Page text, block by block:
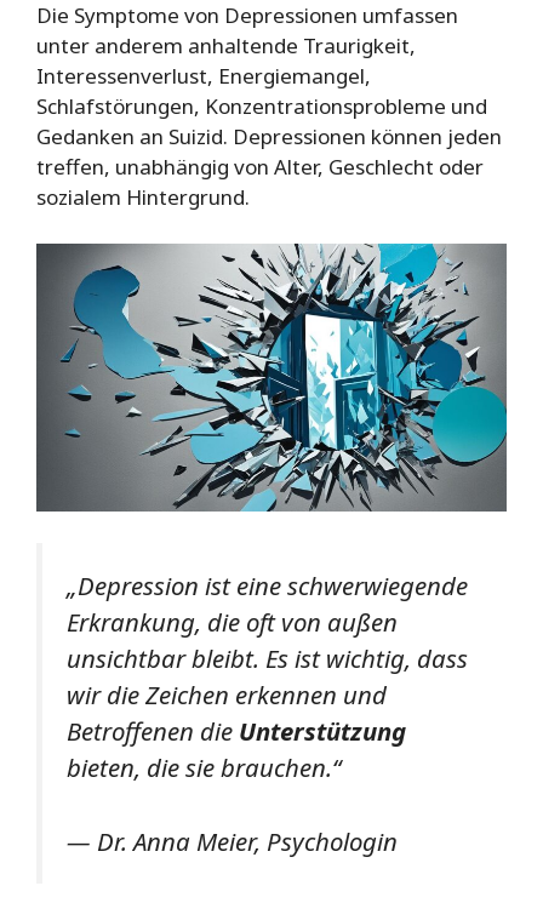
Die Symptome von Depressionen umfassen
unter anderem anhaltende Traurigkeit,
Interessenverlust, Energiemangel,
Schlafstörungen, Konzentrationsprobleme und
Gedanken an Suizid. Depressionen können jeden
treffen, unabhängig von Alter, Geschlecht oder
sozialem Hintergrund.
„Depression ist eine schwerwiegende
Erkrankung, die oft von außen
unsichtbar bleibt. Es ist wichtig, dass
wir die Zeichen erkennen und
Betroffenen die Unterstützung
bieten, die sie brauchen.“
— Dr. Anna Meier, Psychologin